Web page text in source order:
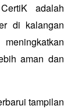
adalah
di kalangan
aman dan
tampilan